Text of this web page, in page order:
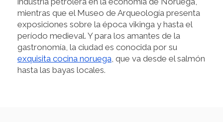
mientras que el Museo de Arqueología presenta
exposiciones sobre la época vikinga y hasta el
período medieval. Y para los amantes de la
gastronomía, la ciudad es conocida por su
exquisita cocina noruega , que va desde el salmón
hasta las bayas locales.